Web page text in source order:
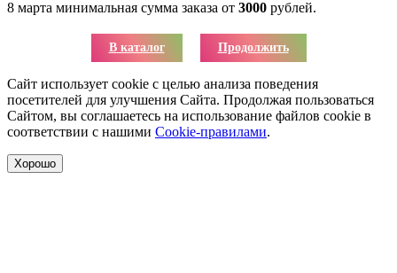
8 марта минимальная сумма заказа от 3000 рублей.
В каталог Продолжить
Сайт использует cookie с целью анализа поведения
посетителей для улучшения Сайта. Продолжая пользоваться
Сайтом, вы соглашаетесь на использование файлов cookie в
соответствии с нашими Cookie-правилами.
Хорошо